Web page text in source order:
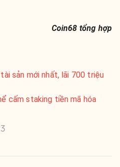
Coin68 tổng hợp
sản mới nhất, lãi 700 triệu
cấm staking tiền mã hóa